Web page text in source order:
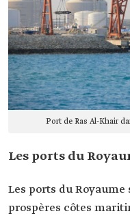
Port de Ras Al-Khair
Les ports du
Les ports du
prospères côtes